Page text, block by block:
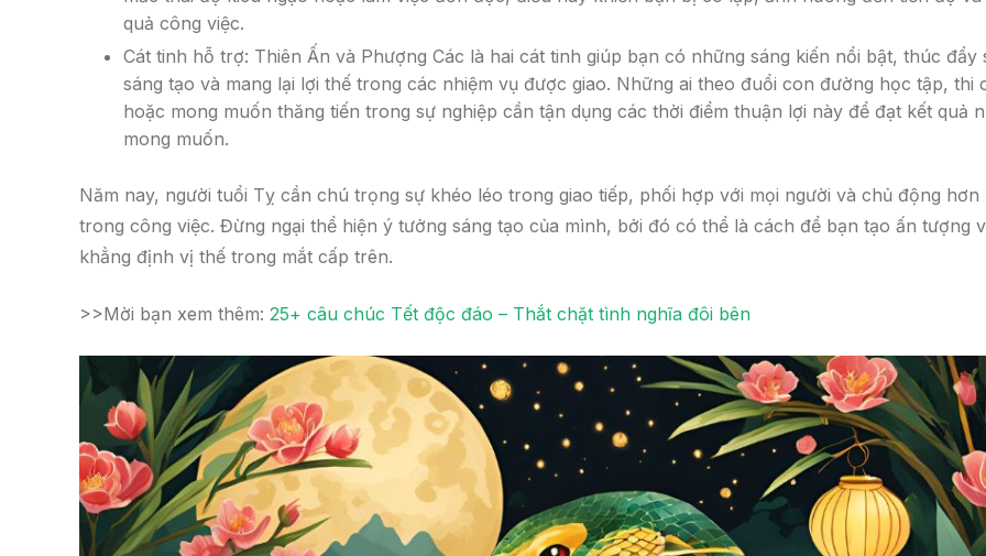
quả công việc.
Cát tinh hỗ trợ: Thiên Ấn và Phượng Các là hai cát tinh giúp bạn có những sáng kiến nổi bật, thúc đẩy
sáng tạo và mang lại lợi thế trong các nhiệm vụ được giao. Những ai theo đuổi con đường học tập, thi
hoặc mong muốn thăng tiến trong sự nghiệp cần tận dụng các thời điểm thuận lợi này để đạt kết quả
mong muốn.
Năm nay, người tuổi Tỵ cần chú trọng sự khéo léo trong giao tiếp, phối hợp với mọi người và chủ động hơn
trong công việc. Đừng ngại thể hiện ý tưởng sáng tạo của mình, bởi đó có thể là cách để bạn tạo ấn tượng
khẳng định vị thế trong mắt cấp trên.
>>Mời bạn xem thêm: 25+ câu chúc Tết độc đáo – Thắt chặt tình nghĩa đôi bên